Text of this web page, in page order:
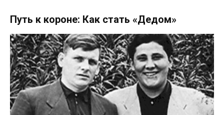
Путь к короне: Как стать «Дедом»